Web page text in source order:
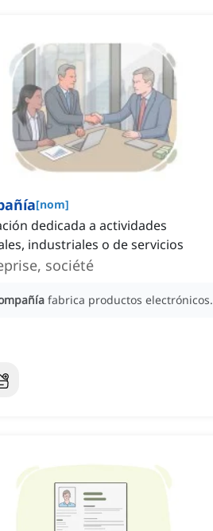
[nom]
dedicada a actividades
industriales o de servicios
société
fabrica productos electrónicos.